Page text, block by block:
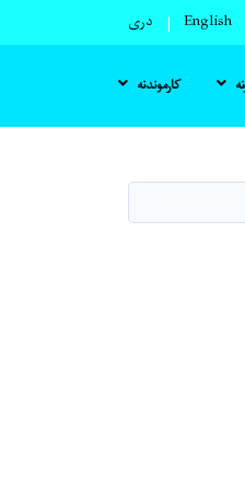
English دری
کارموندنه